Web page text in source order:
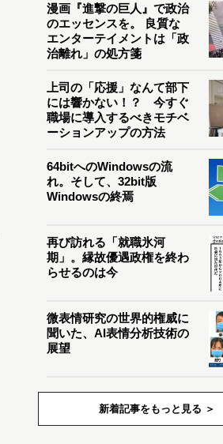
漫画『進撃の巨人』で政治
のエッセンスを。 良質な
エンターテイメントは「政
治離れ」の処方箋
上司の「応援」なんて部下
には響かない！？ 今すぐ
職場に導入するべきモチベ
ーションアップの方法
64bitへのWindowsの流
れ。そして、32bit版
Windowsの終焉
再び訪れる「就職氷河
期」。縁故優遇政権を終わ
らせるのは今
微表情研究の世界的権威に
聞いた、AI表情分析技術の
展望
新着記事をもっと見る